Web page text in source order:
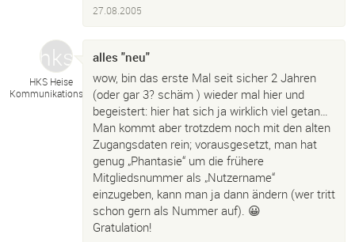
27.08.2005
HKS Heise
KommunikationsService
alles "neu"
wow, bin das erste Mal seit sicher 2 Jahren
(oder gar 3? schäm ) wieder mal hier und
begeistert: hier hat sich ja wirklich viel getan…
Man kommt aber trotzdem noch mit den alten
Zugangsdaten rein; vorausgesetzt, man hat
genug „Phantasie“ um die frühere
Mitgliedsnummer als „Nutzername“
einzugeben, kann man ja dann ändern (wer tritt
schon gern als Nummer auf). 😀
Gratulation!